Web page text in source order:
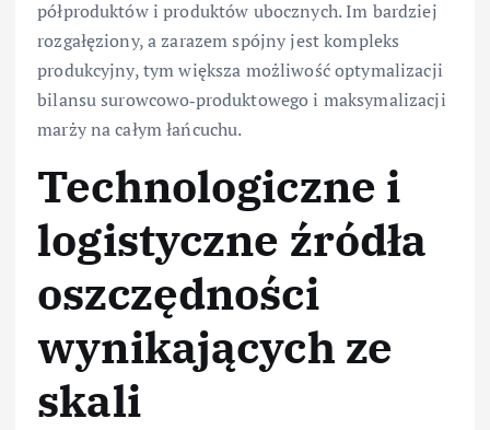
półproduktów i produktów ubocznych. Im bardziej
rozgałęziony, a zarazem spójny jest kompleks
produkcyjny, tym większa możliwość optymalizacji
bilansu surowcowo‑produktowego i maksymalizacji
marży na całym łańcuchu.
Technologiczne i
logistyczne źródła
oszczędności
wynikających ze
skali